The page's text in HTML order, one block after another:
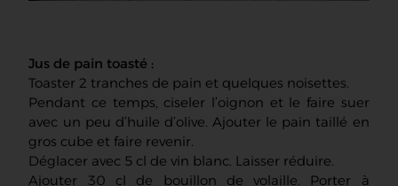
Jus de pain toasté :
Toaster 2 tranches de pain et quelques noisettes.
Pendant ce temps, ciseler l’oignon et le faire suer
avec un peu d’huile d’olive. Ajouter le pain taillé en
gros cube et faire revenir.
Déglacer avec 5 cl de vin blanc. Laisser réduire.
Ajouter 30 cl de bouillon de volaille. Porter à